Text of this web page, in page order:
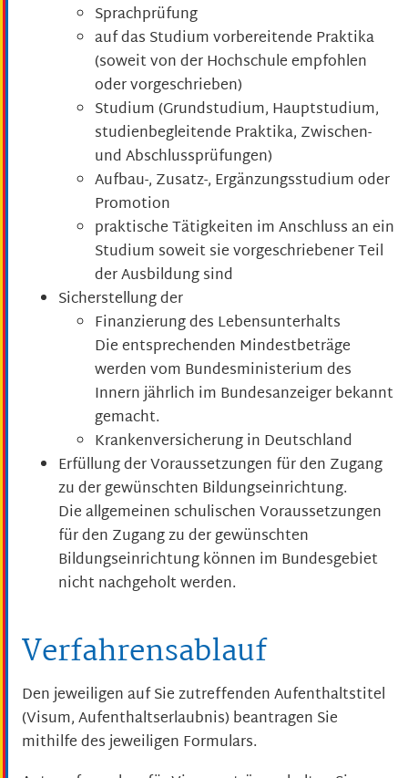
Sprachprüfung
auf das Studium vorbereitende Praktika
(soweit von der Hochschule empfohlen
oder vorgeschrieben)
Studium (Grundstudium, Hauptstudium,
studienbegleitende Praktika, Zwischen-
und Abschlussprüfungen)
Aufbau-, Zusatz-, Ergänzungsstudium oder
Promotion
praktische Tätigkeiten im Anschluss an ein
Studium soweit sie vorgeschriebener Teil
der Ausbildung sind
Sicherstellung der
Finanzierung des Lebensunterhalts
Die entsprechenden Mindestbeträge
werden vom Bundesministerium des
Innern jährlich im Bundesanzeiger bekannt
gemacht.
Krankenversicherung in Deutschland
Erfüllung der Voraussetzungen für den Zugang
zu der gewünschten Bildungseinrichtung.
Die allgemeinen schulischen Voraussetzungen
für den Zugang zu der gewünschten
Bildungseinrichtung können im Bundesgebiet
nicht nachgeholt werden.
Verfahrensablauf
Den jeweiligen auf Sie zutreffenden Aufenthaltstitel
(Visum, Aufenthaltserlaubnis) beantragen Sie
mithilfe des jeweiligen Formulars.